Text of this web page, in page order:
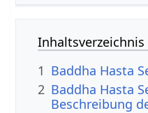
Inhaltsverzeichnis
1 Baddha Hasta
2 Baddha Hasta
Beschreibung